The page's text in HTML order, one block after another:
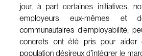
jour, à part certaines initiatives,
employeurs eux-mêmes et
communautaires d’employabilité,
concrets ont été pris pour
population désireux d’intégrer le